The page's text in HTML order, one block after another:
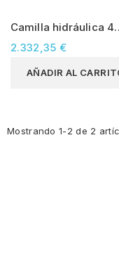
Camilla hidráulica 4
secciones Mobercas
0140-AR)
2.332,35 €
AÑADIR AL
Mostrando 1-2 de 2